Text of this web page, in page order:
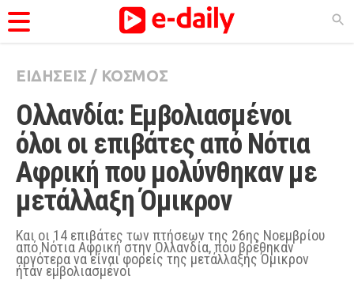
ΚΑΤΗΓΟΡΊΕΣ
Ειδήσεις
Θέματα
Videos
Podcasts
Viral
Life
ΕΙΔΗΣΕΙΣ / ΚΟΣΜΟΣ
Ολλανδία: Εμβολιασμένοι
όλοι οι επιβάτες από Νότια
Αφρική που μολύνθηκαν με
μετάλλαξη Όμικρον
Και οι 14 επιβάτες των πτήσεων της 26ης Νοεμβρίου
από Νότια Αφρική στην Ολλανδία, που βρέθηκαν
αργότερα να είναι φορείς της μετάλλαξης Όμικρον
ήταν εμβολιασμένοι